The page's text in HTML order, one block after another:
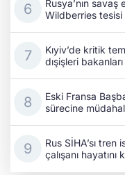
Rusya’nın
Wildberries
Kıyiv’de kritik
dışişleri
Eski Fransa
sürecine
Rus SİHA’sı
çalışanı